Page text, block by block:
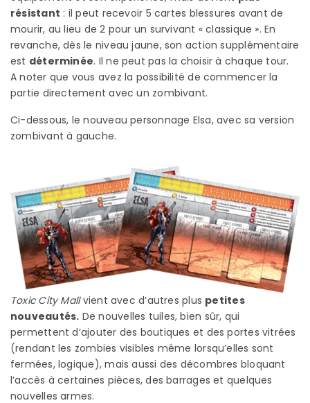
résistant : il peut recevoir 5 cartes blessures avant de
mourir, au lieu de 2 pour un survivant « classique ». En
revanche, dès le niveau jaune, son action supplémentaire
est déterminée. Il ne peut pas la choisir à chaque tour.
A noter que vous avez la possibilité de commencer la
partie directement avec un zombivant.
Ci-dessous, le nouveau personnage Elsa, avec sa version
zombivant à gauche.
Toxic City Mallvient avec d’autres plus petites
nouveautés. De nouvelles tuiles, bien sûr, qui
permettent d’ajouter des boutiques et des portes vitrées
(rendant les zombies visibles même lorsqu’elles sont
fermées, logique), mais aussi des décombres bloquant
l’accès à certaines pièces, des barrages et quelques
nouvelles armes.